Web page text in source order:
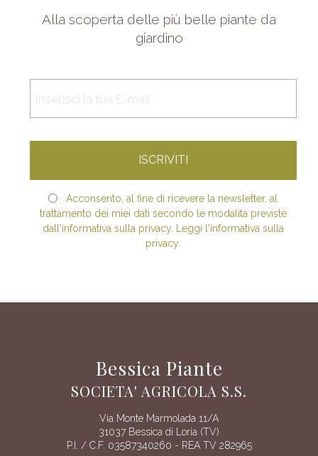
Alla scoperta delle più belle piante da
giardino
Acconsento, al fine di ricevere la newsletter, al
trattamento dei miei dati secondo le modalità previste
dall'informativa sulla privacy. Leggi l'informativa sulla
privacy.
Bessica Piante
SOCIETA' AGRICOLA S.S.
Via Monte Marmolada 11/A
31037 Bessica di Loria (TV)
P.I. / C.F. 03587340260 - REA TV 282965